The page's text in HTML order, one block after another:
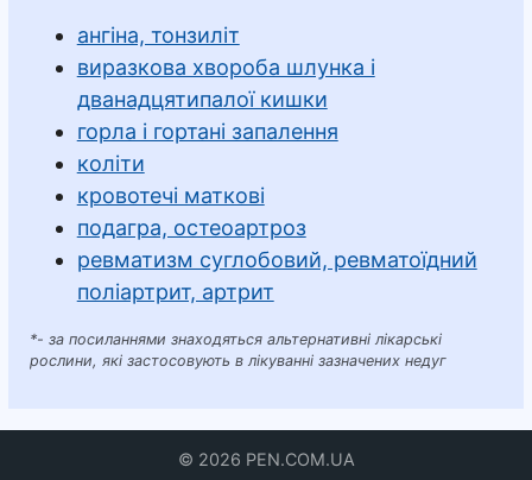
ангіна, тонзиліт
виразкова хвороба шлунка і
дванадцятипалої кишки
горла і гортані запалення
коліти
кровотечі маткові
подагра, остеоартроз
ревматизм суглобовий, ревматоїдний
поліартрит, артрит
*- за посиланнями знаходяться альтернативні лікарські
рослини, які застосовують в лікуванні зазначених недуг
© 2026 PEN.COM.UA